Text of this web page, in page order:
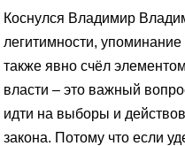
Коснулся Владимир
легитимности,
также явно счёл
власти – это важный
идти на выборы и
закона. Потому что если